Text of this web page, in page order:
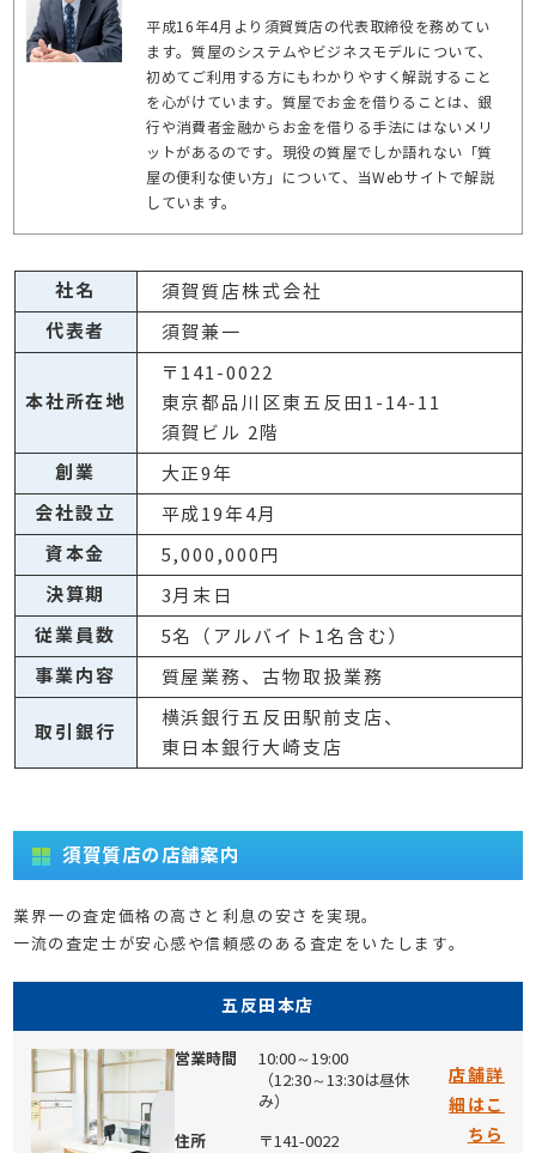
平成16年4月より須賀質店の代表取締役を務めてい
ます。質屋のシステムやビジネスモデルについて、
初めてご利用する方にもわかりやすく解説すること
を心がけています。質屋でお金を借りることは、銀
行や消費者金融からお金を借りる手法にはないメリ
ットがあるのです。現役の質屋でしか語れない「質
屋の便利な使い方」について、当Webサイトで解説
しています。
社名
須賀質店株式会社
代表者
須賀兼一
本社所在地
〒141-0022
東京都品川区東五反田1-14-11
須賀ビル 2階
創業
大正9年
会社設立
平成19年4月
資本金
5,000,000円
決算期
3月末日
従業員数
5名（アルバイト1名含む）
事業内容
質屋業務、古物取扱業務
取引銀行
横浜銀行五反田駅前支店、
東日本銀行大崎支店
須賀質店の店舗案内
業界一の査定価格の高さと利息の安さを実現。
一流の査定士が安心感や信頼感のある査定をいたします。
五反田本店
営業時間
10:00～19:00
（12:30～13:30は昼休
み）
住所
〒141-0022
店舗詳
細はこ
ちら